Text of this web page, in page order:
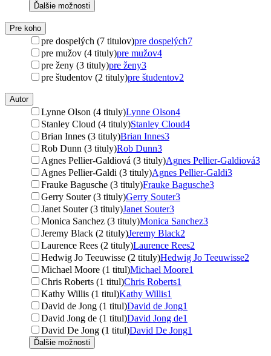
Ďalšie možnosti
Pre koho
pre dospelých (7 titulov)pre dospelých7
pre mužov (4 tituly)pre mužov4
pre ženy (3 tituly)pre ženy3
pre študentov (2 tituly)pre študentov2
Autor
Lynne Olson (4 tituly)Lynne Olson4
Stanley Cloud (4 tituly)Stanley Cloud4
Brian Innes (3 tituly)Brian Innes3
Rob Dunn (3 tituly)Rob Dunn3
Agnes Pellier-Galdiová (3 tituly)Agnes Pellier-Galdiová3
Agnes Pellier-Galdi (3 tituly)Agnes Pellier-Galdi3
Frauke Bagusche (3 tituly)Frauke Bagusche3
Gerry Souter (3 tituly)Gerry Souter3
Janet Souter (3 tituly)Janet Souter3
Monica Sanchez (3 tituly)Monica Sanchez3
Jeremy Black (2 tituly)Jeremy Black2
Laurence Rees (2 tituly)Laurence Rees2
Hedwig Jo Teeuwisse (2 tituly)Hedwig Jo Teeuwisse2
Michael Moore (1 titul)Michael Moore1
Chris Roberts (1 titul)Chris Roberts1
Kathy Willis (1 titul)Kathy Willis1
David de Jong (1 titul)David de Jong1
David Jong de (1 titul)David Jong de1
David De Jong (1 titul)David De Jong1
Ďalšie možnosti